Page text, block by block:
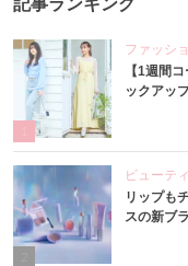
記事ランキング
ファッシ
【1週間
ックアッ
ビューテ
リップも
スの新ブ